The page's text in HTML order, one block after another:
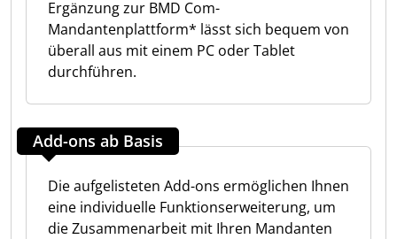
Ergänzung zur BMD Com-
Mandantenplattform* lässt sich bequem von
überall aus mit einem PC oder Tablet
durchführen.
Add-ons ab Basis
Die aufgelisteten Add-ons ermöglichen Ihnen
eine individuelle Funktionserweiterung, um
die Zusammenarbeit mit Ihren Mandanten